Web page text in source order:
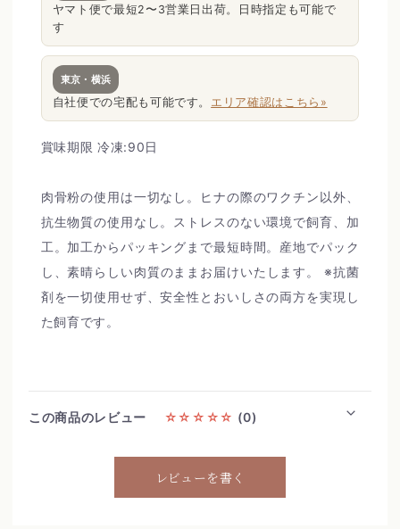
ヤマト便で最短2〜3営業日出荷。日時指定も可能で
す
東京・横浜
自社便での宅配も可能です。 エリア確認はこちら»
賞味期限 冷凍:90日
肉骨粉の使用は一切なし。ヒナの際のワクチン以外、
抗生物質の使用なし。ストレスのない環境で飼育、加
工。加工からパッキングまで最短時間。産地でパック
し、素晴らしい肉質のままお届けいたします。 ※抗菌
剤を一切使用せず、安全性とおいしさの両方を実現し
た飼育です。
この商品のレビュー ☆☆☆☆☆ (0)
レビューを書く